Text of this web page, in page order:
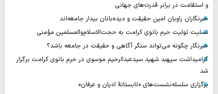
و استقامت در برابر قدرت‌های جهانی
خبرنگاران راویان امین حقیقت و دیده‌بانان بیدار جامعه‌اند
تسلیت تولیت حرم بانوی کرامت به حجت‌الاسلام‌والمسلمین مؤمنی
خبرنگار چگونه می‌تواند سنگر آگاهی و حقیقت در جامعه باشد؟
گرامیداشت سپهبد شهید سیدعبدالرحیم موسوی در حرم بانوی کرامت برگزار
شد
برگزاری سلسله‌نشست‌های «تابستانهٔ ادیان و عرفان»